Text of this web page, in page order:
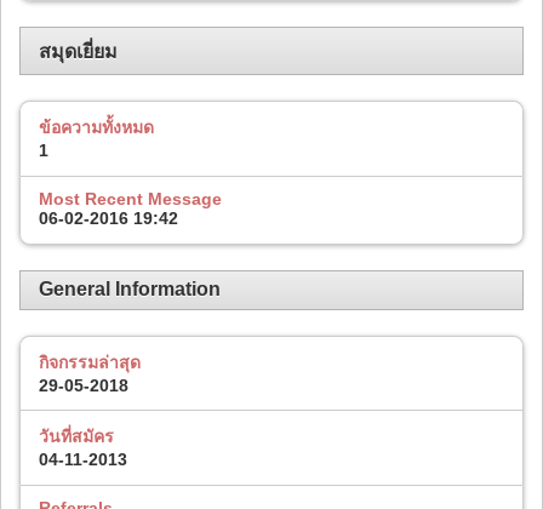
สมุดเยี่ยม
ข้อความทั้งหมด
1
Most Recent Message
06-02-2016 19:42
General Information
กิจกรรมล่าสุด
29-05-2018
วันที่สมัคร
04-11-2013